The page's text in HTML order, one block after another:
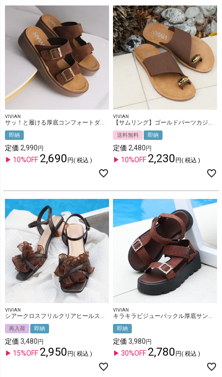
VIVIAN
サッ！と履ける厚底コンフォートダブルバックルサンダル
即納
定価 2,990
10%OFF 2,690 税込
VIVIAN
【サムリング】ゴールドパーツカジュアルコンフォートトングサンダル
送料無料 即納
定価 2,480
10%OFF 2,230 税込
VIVIAN
シアークロスフリルクリアヒールストラップサンダル
再入荷 即納
定価 3,480
15%OFF 2,950 税込
VIVIAN
キラキラビジューバックル厚底サンダル
即納
定価 3,980
30%OFF 2,780 税込